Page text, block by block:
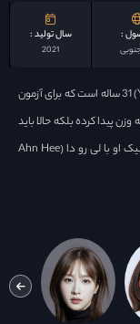
: سال تولید :
2021
داستان این سریال در مورد دو یونگ شیک (Yoon Shi Yoon) 31 ساله است که برای آزمون
پیدا کرده بلکه حالا باید
برای درمان مشکلاتش نزد یک اورولوژیست نیز برود. در کلینیک او با لی رو دا (Ahn Hee